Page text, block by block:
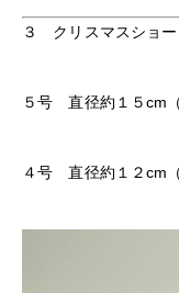
３ クリスマスショー
５号 直径約１５cm
４号 直径約１２cm